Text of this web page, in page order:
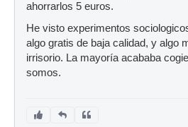
ahorrarlos 5 euros.
He visto experimentos
algo gratis de baja calidad, y algo
irrisorio. La mayoría acababa
somos.